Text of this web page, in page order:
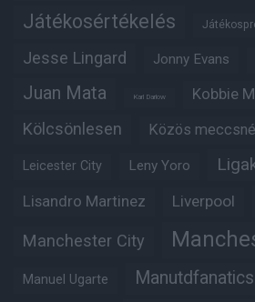
Játékosértékelés
Jesse Lingard Jonny Evans
Juan Mata Karl Darlow Kobbie
Kölcsönlesen Közös
Leicester City Leny Yoro
Lisandro Martinez Liverpool
Manchester City
Manuel Ugarte